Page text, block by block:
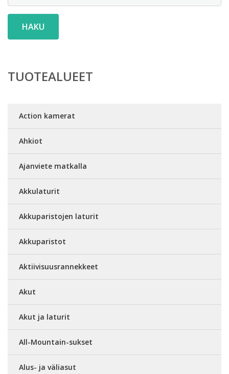
HAKU
TUOTEALUEET
Action kamerat
Ahkiot
Ajanviete matkalla
Akkulaturit
Akkuparistojen laturit
Akkuparistot
Aktiivisuusrannekkeet
Akut
Akut ja laturit
All-Mountain-sukset
Alus- ja väliasut